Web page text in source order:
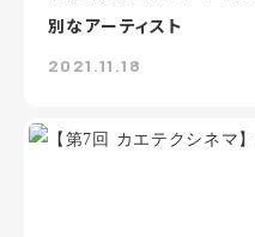
別なアーティスト
2021.11.18